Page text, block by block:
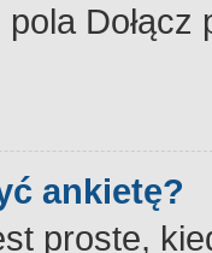
ankietę?
proste,